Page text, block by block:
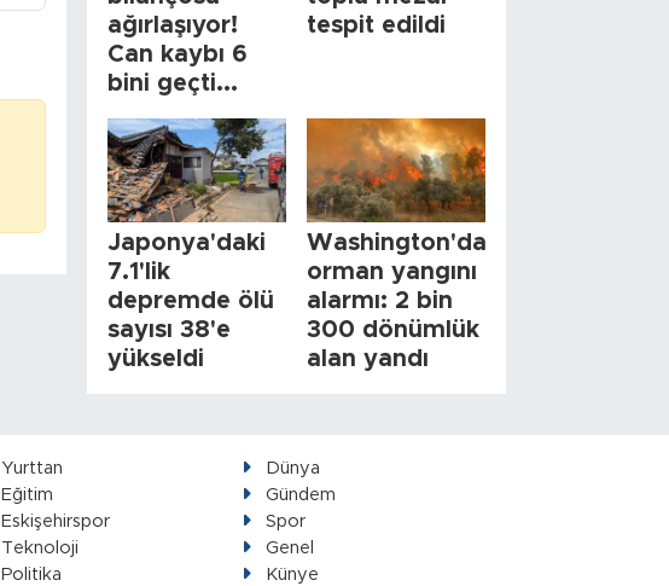
ağırlaşıyor!
Can kaybı 6
bini geçti...
tespit edildi
Japonya'daki
7.1'lik
depremde ölü
sayısı 38'e
yükseldi
Washington'da
orman yangını
alarmı: 2 bin
300 dönümlük
alan yandı
Yurttan
Dünya
Eğitim
Gündem
Eskişehirspor
Spor
Teknoloji
Genel
Politika
Künye